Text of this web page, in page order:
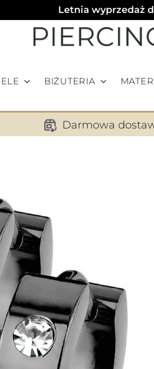
Letnia wyprzedaż
BIŻUTERIA
Darmowa